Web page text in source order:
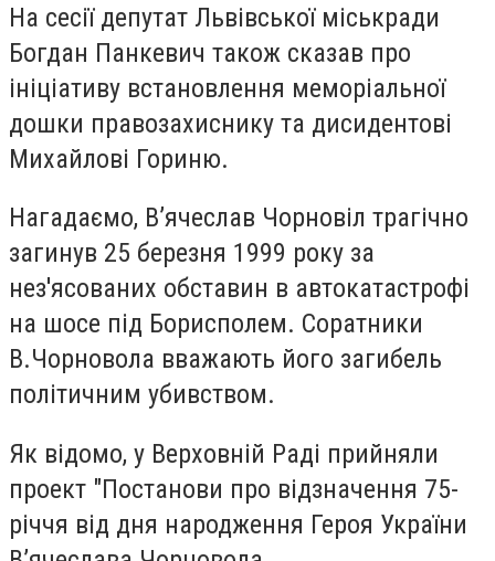
На сесії депутат Львівської міськради
Богдан Панкевич також сказав про
ініціативу встановлення меморіальної
дошки правозахиснику та дисидентові
Михайлові Гориню.
Нагадаємо, В’ячеслав Чорновіл трагічно
загинув 25 березня 1999 року за
нез'ясованих обставин в автокатастрофі
на шосе під Борисполем. Соратники
В.Чорновола вважають його загибель
політичним убивством.
Як відомо, у Верховній Раді прийняли
проект "Постанови про відзначення 75-
річчя від дня народження Героя України